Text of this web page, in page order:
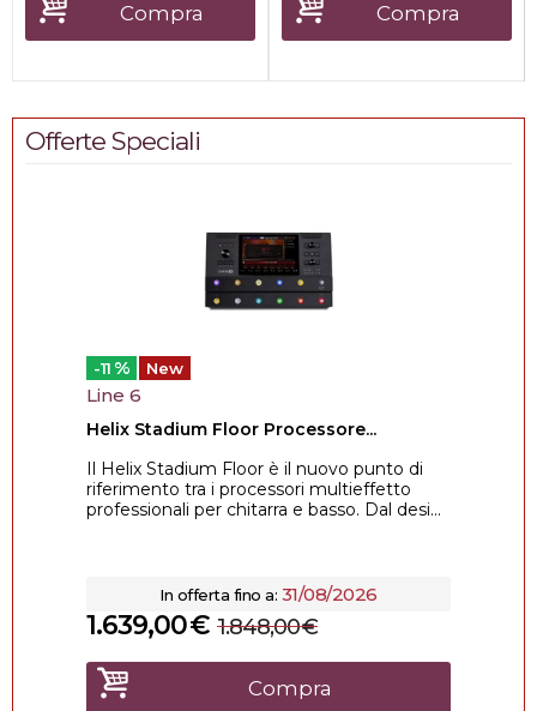
Compra Compra
Offerte Speciali
-11 % New
Line 6
Helix Stadium Floor Processore...
Il Helix Stadium Floor è il nuovo punto di
riferimento tra i processori multieffetto
professionali per chitarra e basso. Dal desi...
In offerta fino a: 31/08/2026
€
1.639,00 €
1.848,00
Compra